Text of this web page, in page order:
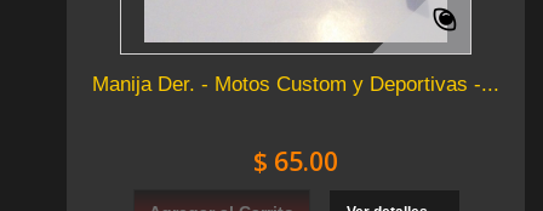
Manija Der. - Motos Custom y Deportivas -...
$ 65.00